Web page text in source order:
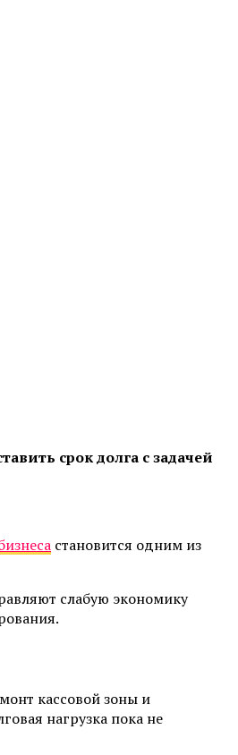
срок долга с задачей
становится одним из
слабую экономику
кассовой зоны и
нагрузка пока не